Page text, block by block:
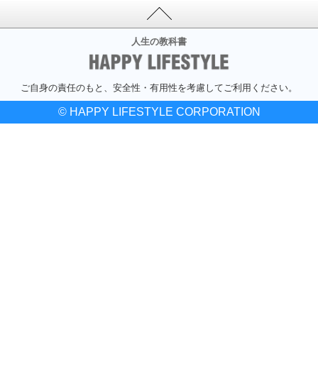
人生の教科書
ご自身の責任のもと、安全性・有用性を考慮してご利用ください。
© HAPPY LIFESTYLE CORPORATION